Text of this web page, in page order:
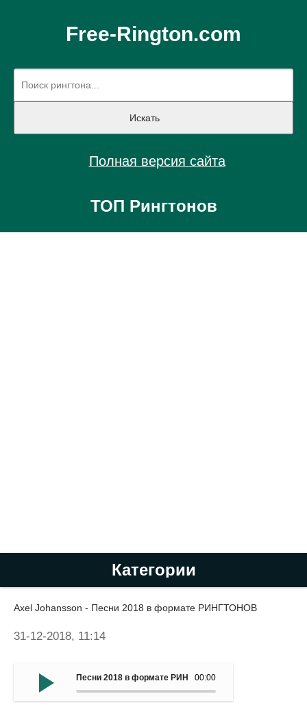
Free-Rington.com
Полная версия сайта
ТОП Рингтонов
Категории
Axel Johansson - Песни 2018 в формате РИНГТОНОВ
31-12-2018, 11:14
00:00
Песни 2018 в формате РИНГТОНОВ - Axel Johansson